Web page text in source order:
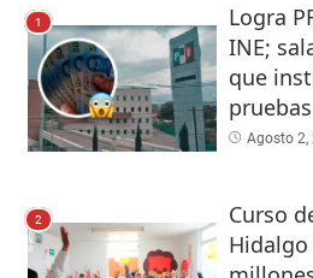
1
Logra
INE;
que
pruebas
Agosto 2,
2
Curso